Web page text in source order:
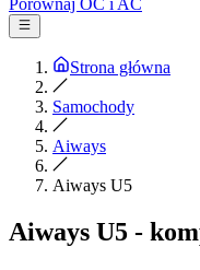
Porównaj OC i AC
Strona główna
Samochody
Aiways
Aiways U5
Aiways U5 -